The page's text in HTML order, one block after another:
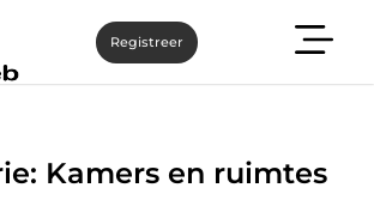
Registreer
Kamers en ruimtes